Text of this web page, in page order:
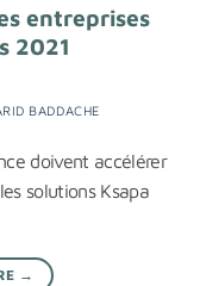
entreprises
2021
BADDACHE
doivent accélérer
solutions Ksapa
→